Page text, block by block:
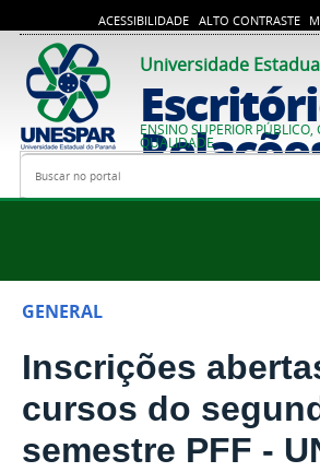
ACESSIBILIDADE ALTO CONTRASTE
Universidade
ENSINO SUPERIOR PÚBLICO,
QUALIDADE
Busca
GENERAL
Inscrições
cursos do
semestre PFF -